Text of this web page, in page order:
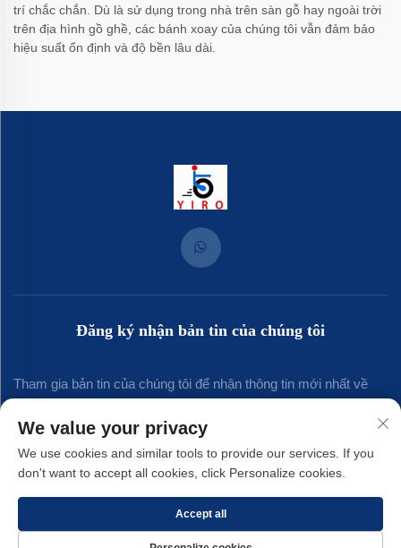
trí chắc chắn. Dù là sử dụng trong nhà trên sàn gỗ hay ngoài trời
trên địa hình gồ ghề, các bánh xoay của chúng tôi vẫn đảm bảo
hiệu suất ổn định và độ bền lâu dài.
Đăng ký nhận bản tin của chúng tôi
Tham gia bản tin của chúng tôi để nhận thông tin mới nhất về
Đăng ký
We value your privacy
We use cookies and similar tools to provide our services. If you
don't want to accept all cookies, click Personalize cookies.
Accept all